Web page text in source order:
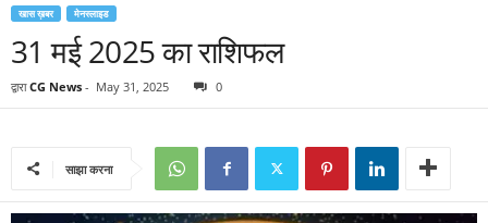
खास ख़बर मेनस्लाइड
31 मई 2025 का राशिफल
द्वारा CG News - May 31, 2025 0
साझा करना